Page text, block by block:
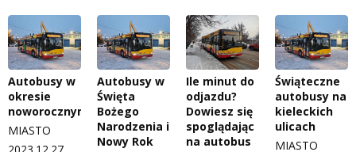
Autobusy w
okresie
noworocznym
MIASTO
Autobusy w
Święta
Bożego
Narodzenia i
Nowy Rok
Ile minut do
odjazdu?
Dowiesz się
spoglądając
na autobus
Świąteczne
autobusy na
kieleckich
ulicach
MIASTO